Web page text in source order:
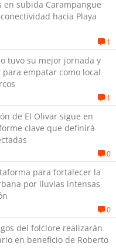
en subida Carampangue
hacia Playa
1
tuvo su mejor jornada y
empatar como local
1
de El Olivar sigue en
clave que definirá
0
para fortalecer la
por lluvias intensas
0
del folclore realizarán
en beneficio de Roberto